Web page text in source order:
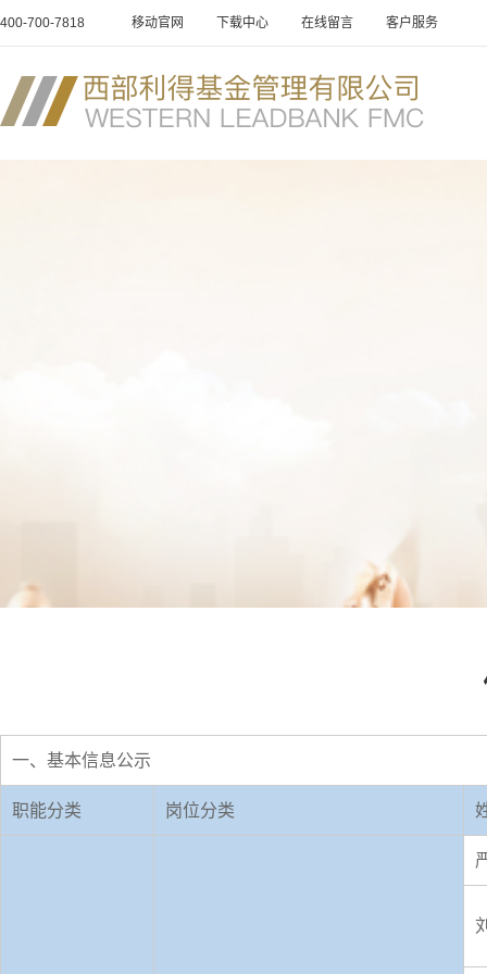
400-700-7818 移动官网 下载中心 在线留言 客户服务
一、基本信息公示
职能分类 岗位分类